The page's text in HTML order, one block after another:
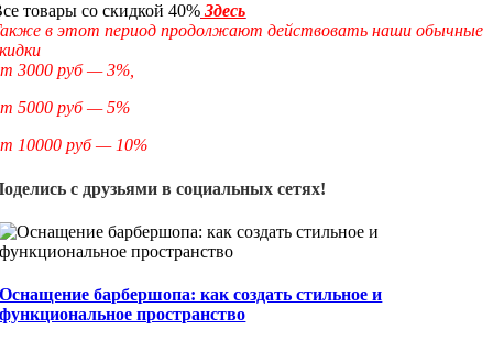
товары со скидкой 40% Здесь
в этот период продолжают действовать наши обычные
3000 руб — 3%,
5000 руб — 5%
10000 руб — 10%
с друзьями в социальных сетях!
Оснащение барбершопа: как создать стильное и
функциональное пространство